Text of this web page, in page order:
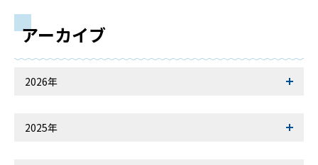
アーカイブ
2026年
2025年